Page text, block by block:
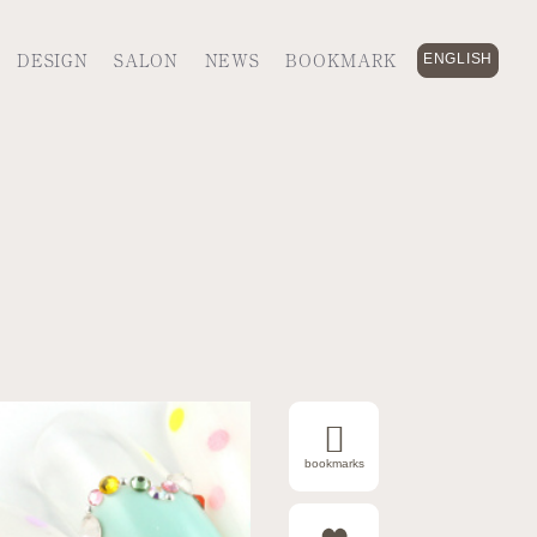
DESIGN SALON NEWS BOOKMARK ENGLISH